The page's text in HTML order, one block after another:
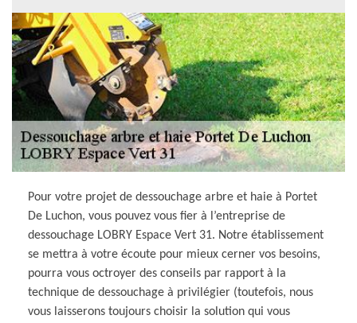
Pour votre projet de dessouchage arbre et haie à Portet
De Luchon, vous pouvez vous fier à l’entreprise de
dessouchage LOBRY Espace Vert 31. Notre établissement
se mettra à votre écoute pour mieux cerner vos besoins,
pourra vous octroyer des conseils par rapport à la
technique de dessouchage à privilégier (toutefois, nous
vous laisserons toujours choisir la solution qui vous